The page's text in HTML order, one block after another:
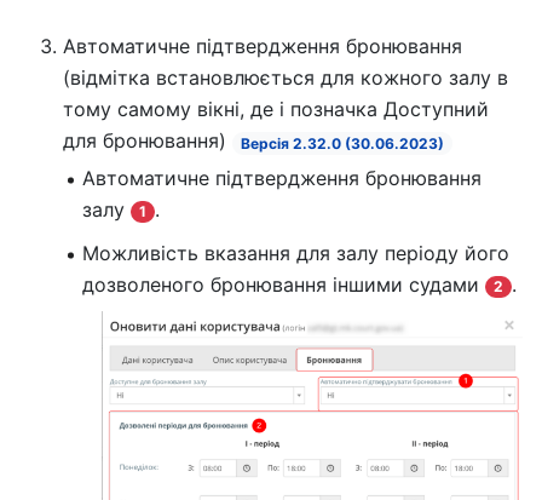
Автоматичне підтвердження бронювання
(відмітка встановлюється для кожного залу в
тому самому вікні, де і позначка Доступний
для бронювання)
Версія 2.32.0 (30.06.2023)
Автоматичне підтвердження бронювання
залу
1 .
Можливість вказання для залу періоду його
дозволеного бронювання іншими судами
2 .